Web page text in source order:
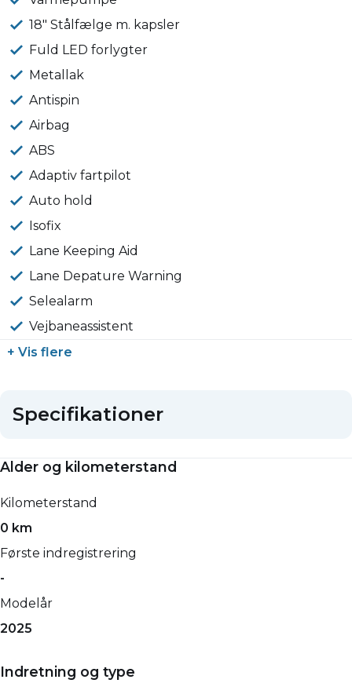
18" Stålfælge m. kapsler
Fuld LED forlygter
Metallak
Antispin
Airbag
ABS
Adaptiv fartpilot
Auto hold
Isofix
Lane Keeping Aid
Lane Depature Warning
Selealarm
Vejbaneassistent
+ Vis flere
Specifikationer
Alder og kilometerstand
Kilometerstand
0 km
Første indregistrering
-
Modelår
2025
Indretning og type